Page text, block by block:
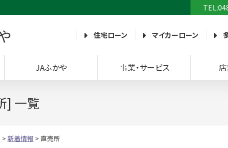
JAふかや（農協・農業協同組合）
住宅ローン マイカーローン
JAふかや 事業・サービス
] 一覧
> 新着情報> 直売所